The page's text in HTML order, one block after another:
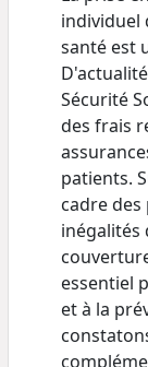
individuel
santé est
Sécurité
des frais
patients.
cadre
inégalités
essentiel
et à la